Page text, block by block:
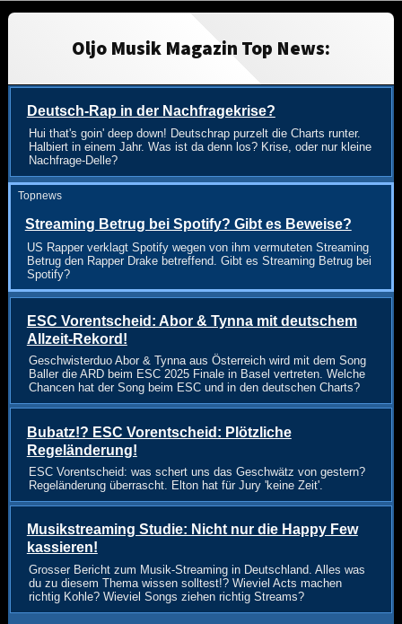
Oljo Musik Magazin Top News:
Deutsch-Rap in der Nachfragekrise?
Hui that's goin' deep down! Deutschrap purzelt die Charts runter.
Halbiert in einem Jahr. Was ist da denn los? Krise, oder nur kleine
Nachfrage-Delle?
Topnews
Streaming Betrug bei Spotify? Gibt es Beweise?
US Rapper verklagt Spotify wegen von ihm vermuteten Streaming
Betrug den Rapper Drake betreffend. Gibt es Streaming Betrug bei
Spotify?
ESC Vorentscheid: Abor & Tynna mit deutschem
Allzeit-Rekord!
Geschwisterduo Abor & Tynna aus Österreich wird mit dem Song
Baller die ARD beim ESC 2025 Finale in Basel vertreten. Welche
Chancen hat der Song beim ESC und in den deutschen Charts?
Bubatz!? ESC Vorentscheid: Plötzliche
Regeländerung!
ESC Vorentscheid: was schert uns das Geschwätz von gestern?
Regeländerung überrascht. Elton hat für Jury 'keine Zeit'.
Musikstreaming Studie: Nicht nur die Happy Few
kassieren!
Grosser Bericht zum Musik-Streaming in Deutschland. Alles was
du zu diesem Thema wissen solltest!? Wieviel Acts machen
richtig Kohle? Wieviel Songs ziehen richtig Streams?